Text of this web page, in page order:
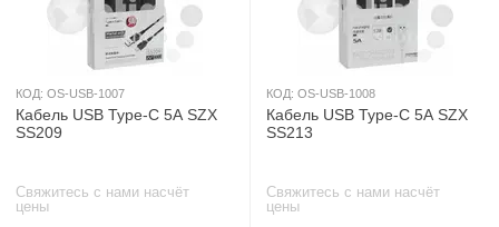
КОД: OS-USB-1007
Кабель USB Type-C 5А SZX
SS209
Свяжитесь с нами насчёт
цены
КОД: OS-USB-1008
Кабель USB Type-C 5А SZX
SS213
Свяжитесь с нами насчёт
цены